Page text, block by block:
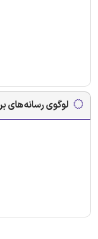
لوگوی رسانه‌های